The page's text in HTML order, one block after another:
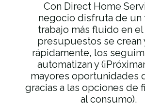
Con Direct Home
negocio disfruta de un
trabajo más fluido en
presupuestos se crean
rápidamente, los
automatizan y
mayores oportunidades
gracias a las opciones de
al consumo).